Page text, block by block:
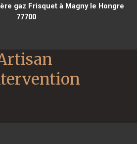
gaz Frisquet à Magny le Hongre
77700